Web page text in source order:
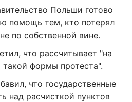
Польши готово
помощь тем, кто потерял
по собственной вине.
что рассчитывает "на
формы протеста".
что государственные
над расчисткой пунктов